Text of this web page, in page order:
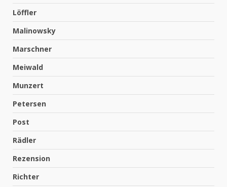
Löffler
Malinowsky
Marschner
Meiwald
Munzert
Petersen
Post
Rädler
Rezension
Richter